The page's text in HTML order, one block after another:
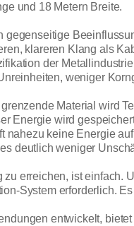
und 18 Metern Breite.
gegenseitige
klareren Klang als
der
weniger
Material wird
Energie wird
nahezu keine Energie
deutlich weniger
erreichen, ist einfach.
System erforderlich.
entwickelt,